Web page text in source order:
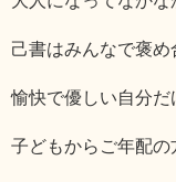
己書はみんなで褒め
愉快で優しい自分だ
子どもからご年配